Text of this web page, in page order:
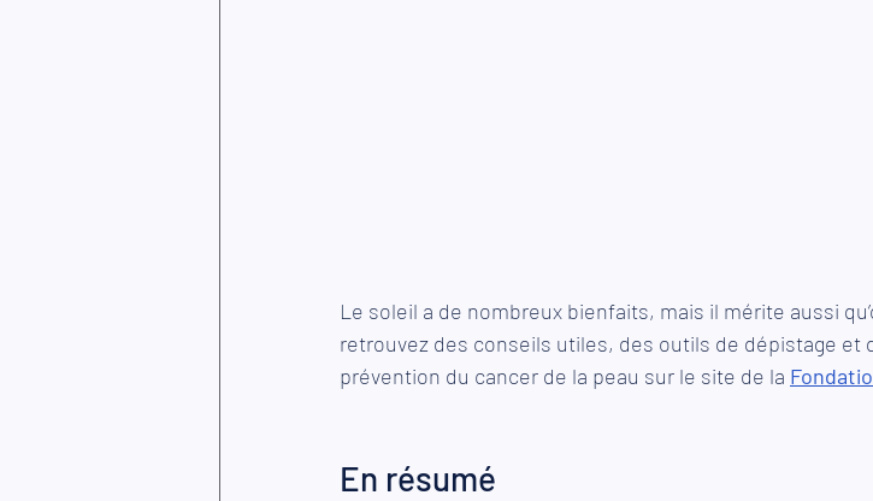
Le soleil a de nombreux bienfaits, mais il mérite aussi
retrouvez des conseils utiles, des outils de dépistage et
prévention du cancer de la peau sur le site de la
En résumé